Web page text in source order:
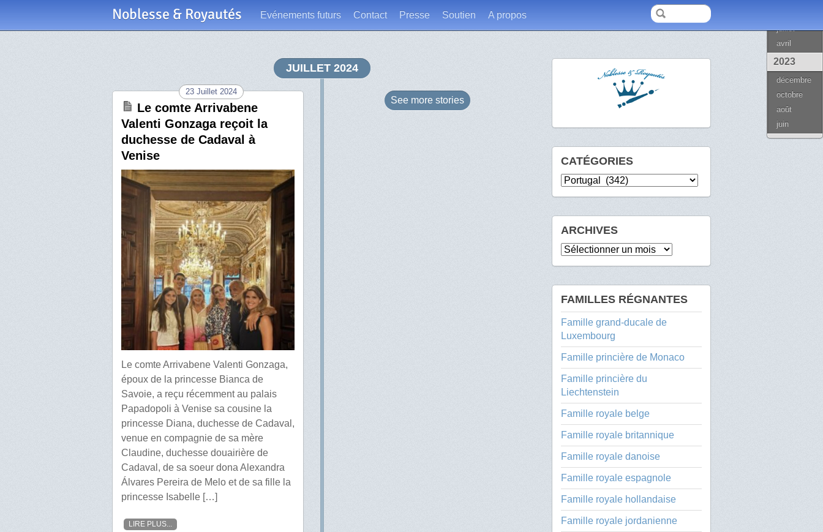
Noblesse & Royautés Evénements futurs Contact Presse Soutien A propos
juillet
avril
2023
décembre
octobre
août
juin
JUILLET 2024
23 Juillet 2024
Le comte Arrivabene
Valenti Gonzaga reçoit la
duchesse de Cadaval à
Venise
Le comte Arrivabene Valenti Gonzaga,
époux de la princesse Bianca de
Savoie, a reçu récemment au palais
Papadopoli à Venise sa cousine la
princesse Diana, duchesse de Cadaval,
venue en compagnie de sa mère
Claudine, duchesse douairière de
Cadaval, de sa soeur dona Alexandra
Álvares Pereira de Melo et de sa fille la
princesse Isabelle […]
LIRE PLUS...
See more stories
CATÉGORIES
Catégories
ARCHIVES
Archives
FAMILLES RÉGNANTES
Famille grand-ducale de
Luxembourg
Famille princière de Monaco
Famille princière du
Liechtenstein
Famille royale belge
Famille royale britannique
Famille royale danoise
Famille royale espagnole
Famille royale hollandaise
Famille royale jordanienne